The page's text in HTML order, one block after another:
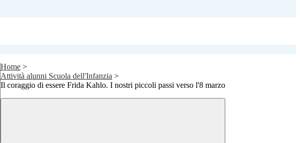
Home >
Attività alunni Scuola dell'Infanzia >
Il coraggio di essere Frida Kahlo. I nostri piccoli passi verso l'8 marzo